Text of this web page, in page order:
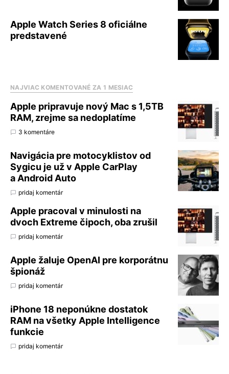
Apple Watch Series 8 oficiálne
predstavené
NAJVIAC KOMENTOVANÉ ZA 1 MESIAC
Apple pripravuje nový Mac s 1,5TB
RAM, zrejme sa nedoplatíme
3 komentáre
Navigácia pre motocyklistov od
Sygicu je už v Apple CarPlay
a Android Auto
pridaj komentár
Apple pracoval v minulosti na
dvoch Extreme čipoch, oba zrušil
pridaj komentár
Apple žaluje OpenAI pre korporátnu
špionáž
pridaj komentár
iPhone 18 neponúkne dostatok
RAM na všetky Apple Intelligence
funkcie
pridaj komentár